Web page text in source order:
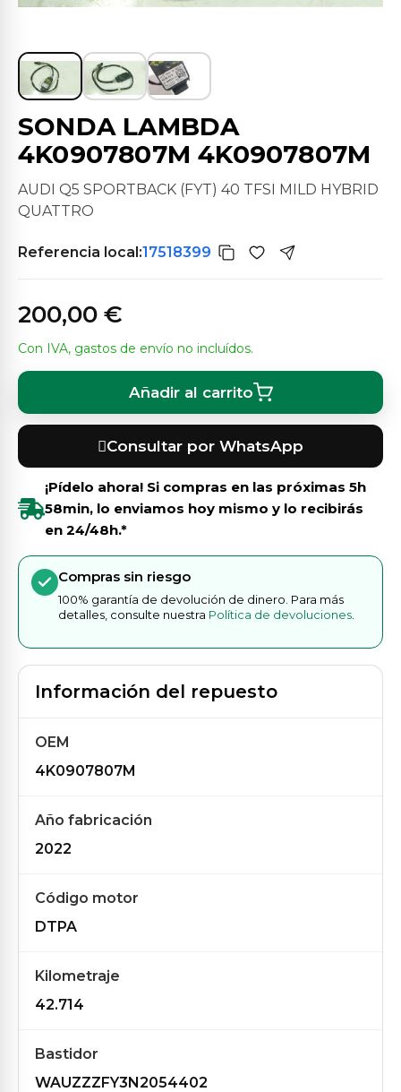
SONDA LAMBDA
4K0907807M 4K0907807M
AUDI Q5 SPORTBACK (FYT) 40 TFSI MILD HYBRID
QUATTRO
Referencia local:17518399
200,00 €
Con IVA, gastos de envío no incluídos.
Añadir al carrito
Consultar por WhatsApp
¡Pídelo ahora! Si compras en las próximas 5h
58min, lo enviamos hoy mismo y lo recibirás
en 24/48h.*
Compras sin riesgo
100% garantía de devolución de dinero. Para más
detalles, consulte nuestra Política de devoluciones
Información del repuesto
OEM
4K0907807M
Año fabricación
2022
Código motor
DTPA
Kilometraje
42.714
Bastidor
WAUZZZFY3N2054402